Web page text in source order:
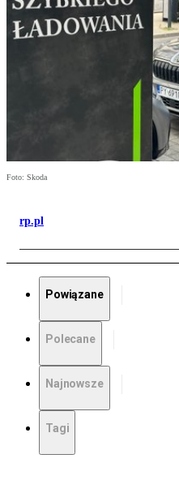
Foto: Skoda
rp.pl
Powiązane
Polecane
Najnowsze
Tagi